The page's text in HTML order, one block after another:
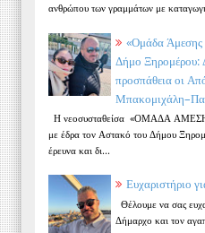
ανθρώπου των γραμμάτων με
«Ομάδα Άμεσης
Δήμο Ξηρομέρου:
προσπάθεια οι
Η νεοσυσταθείσα «ΟΜΑΔΑ
με έδρα τον Αστακό του Δήμου
έρευνα και δι...
Ευχαριστήριο
Θέλουμε να σας
Δήμαρχο και τον